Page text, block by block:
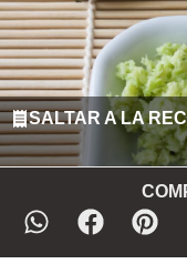
SALTAR A LA